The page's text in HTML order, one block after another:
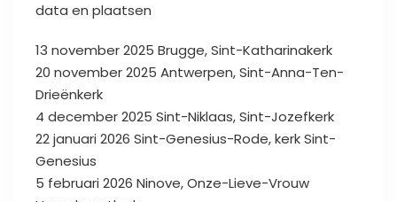
data en plaatsen
13 november 2025 Brugge, Sint-Katharinakerk
20 november 2025 Antwerpen, Sint-Anna-Ten-
Drieënkerk
4 december 2025 Sint-Niklaas, Sint-Jozefkerk
22 januari 2026 Sint-Genesius-Rode, kerk Sint-
Genesius
5 februari 2026 Ninove, Onze-Lieve-Vrouw